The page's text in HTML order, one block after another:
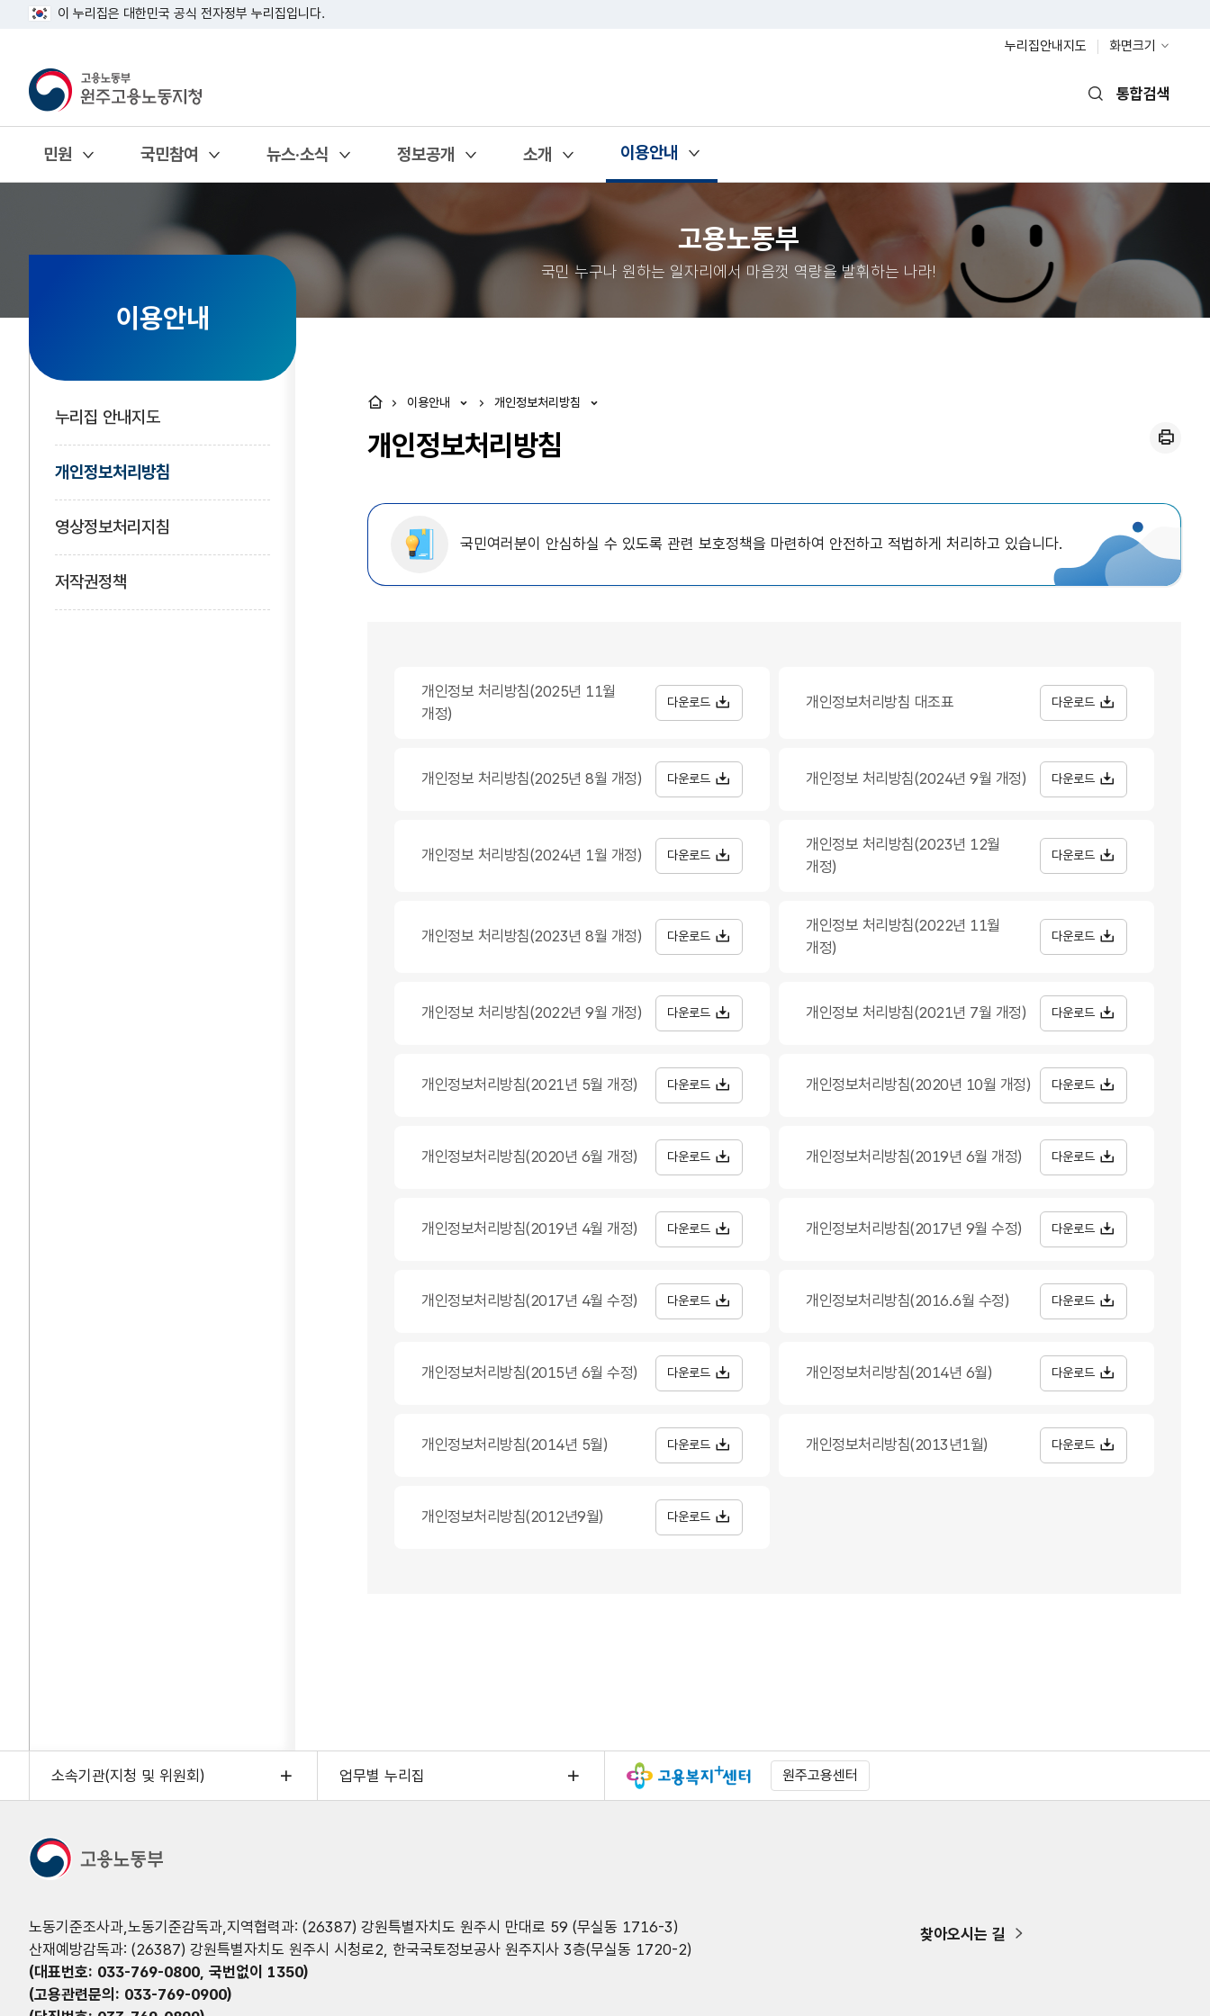
이 누리집은 대한민국 공식 전자정부 누리집입니다.
누리집안내지도
화면크기
통합검색
민원
열기
국민참여
열기
뉴스·소식
열기
정보공개
열기
소개
열기
이용안내
열기
고용노동부
국민 누구나 원하는 일자리에서 마음껏 역량을 발휘하는 나라!
이용안내
누리집 안내지도
개인정보처리방침
영상정보처리지침
저작권정책
개인정보처리방침
이용안내 개인정보처리방침
국민여러분이 안심하실 수 있도록 관련 보호정책을 마련하여 안전하고 적법하게 처리하고 있습니다.
개인정보 처리방침(2025년 11월
개정)
다운로드 개인정보처리방침 대조표 다운로드
개인정보 처리방침(2025년 8월 개정) 다운로드 개인정보 처리방침(2024년 9월 개정) 다운로드
개인정보 처리방침(2024년 1월 개정) 다운로드
개인정보 처리방침(2023년 12월
개정)
다운로드
개인정보 처리방침(2023년 8월 개정) 다운로드
개인정보 처리방침(2022년 11월
개정)
다운로드
개인정보 처리방침(2022년 9월 개정) 다운로드 개인정보 처리방침(2021년 7월 개정) 다운로드
개인정보처리방침(2021년 5월 개정) 다운로드 개인정보처리방침(2020년 10월 개정) 다운로드
개인정보처리방침(2020년 6월 개정) 다운로드 개인정보처리방침(2019년 6월 개정) 다운로드
개인정보처리방침(2019년 4월 개정) 다운로드 개인정보처리방침(2017년 9월 수정) 다운로드
개인정보처리방침(2017년 4월 수정) 다운로드 개인정보처리방침(2016.6월 수정) 다운로드
개인정보처리방침(2015년 6월 수정) 다운로드 개인정보처리방침(2014년 6월) 다운로드
개인정보처리방침(2014년 5월) 다운로드 개인정보처리방침(2013년1월) 다운로드
개인정보처리방침(2012년9월) 다운로드
소속기관(지청 및 위원회) 업무별 누리집 원주고용센터
노동기준조사과,노동기준감독과,지역협력과: (26387) 강원특별자치도 원주시 만대로 59 (무실동 1716-3)
산재예방감독과: (26387) 강원특별자치도 원주시 시청로2, 한국국토정보공사 원주지사 3층(무실동 1720-2)
(대표번호: 033-769-0800, 국번없이 1350)
(고용관련문의: 033-769-0900)
찾아오시는 길